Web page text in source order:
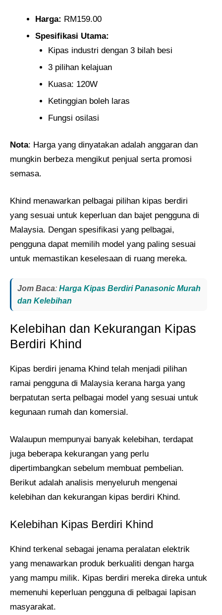
Harga: RM159.00
Spesifikasi Utama:
Kipas industri dengan 3 bilah besi
3 pilihan kelajuan
Kuasa: 120W
Ketinggian boleh laras
Fungsi osilasi
Nota: Harga yang dinyatakan adalah anggaran dan
mungkin berbeza mengikut penjual serta promosi
semasa.
Khind menawarkan pelbagai pilihan kipas berdiri
yang sesuai untuk keperluan dan bajet pengguna di
Malaysia. Dengan spesifikasi yang pelbagai,
pengguna dapat memilih model yang paling sesuai
untuk memastikan keselesaan di ruang mereka.
Jom Baca: Harga Kipas Berdiri Panasonic Murah
dan Kelebihan
Kelebihan dan Kekurangan Kipas
Berdiri Khind
Kipas berdiri jenama Khind telah menjadi pilihan
ramai pengguna di Malaysia kerana harga yang
berpatutan serta pelbagai model yang sesuai untuk
kegunaan rumah dan komersial.
Walaupun mempunyai banyak kelebihan, terdapat
juga beberapa kekurangan yang perlu
dipertimbangkan sebelum membuat pembelian.
Berikut adalah analisis menyeluruh mengenai
kelebihan dan kekurangan kipas berdiri Khind.
Kelebihan Kipas Berdiri Khind
Khind terkenal sebagai jenama peralatan elektrik
yang menawarkan produk berkualiti dengan harga
yang mampu milik. Kipas berdiri mereka direka untuk
memenuhi keperluan pengguna di pelbagai lapisan
masyarakat.